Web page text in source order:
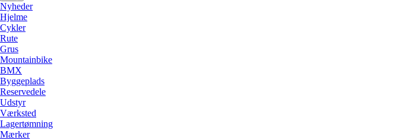
Nyheder
Hjelme
Cykler
Rute
Grus
Mountainbike
BMX
Byggeplads
Reservedele
Udstyr
Værksted
Lagertømning
Mærker